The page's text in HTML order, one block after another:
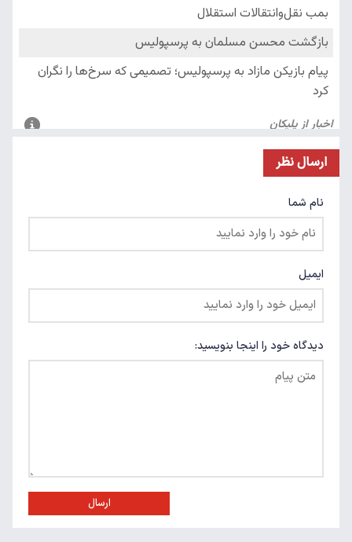
ارسال نظر
نام شما
ایمیل
دیدگاه خود را اینجا بنویسید:
ارسال